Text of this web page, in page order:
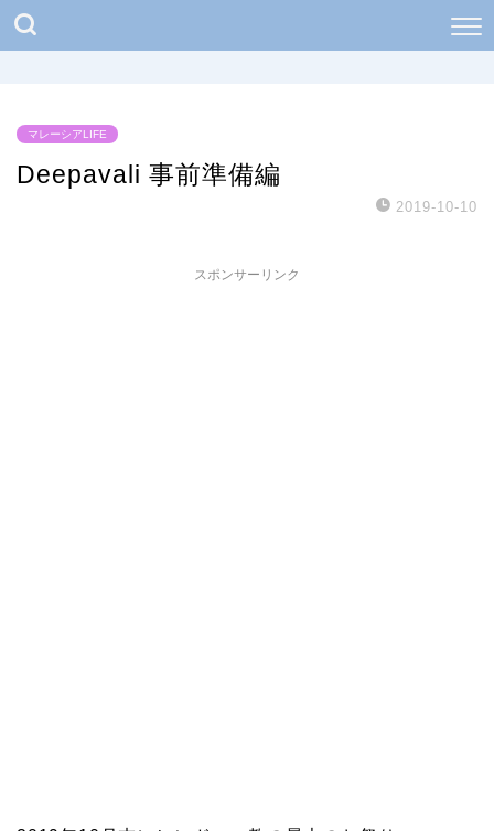
マレーシアLIFE
Deepavali 事前準備編
2019-10-10
スポンサーリンク